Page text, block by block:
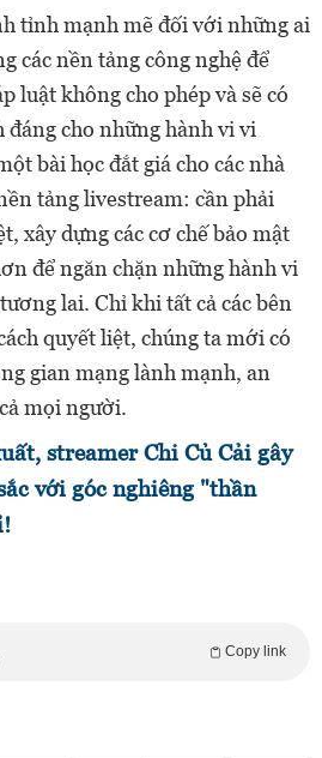
tỉnh mạnh mẽ đối với những ai
các nền tảng công nghệ để
luật không cho phép và sẽ có
cho những hành vi vi
bài học đắt giá cho các nhà
tảng livestream: cần phải
xây dựng các cơ chế bảo mật
để ngăn chặn những hành vi
lai. Chỉ khi tất cả các bên
quyết liệt, chúng ta mới có
gian mạng lành mạnh, an
mọi người.
streamer Chi Củ Cải gây
với góc nghiêng "thần
Copy link